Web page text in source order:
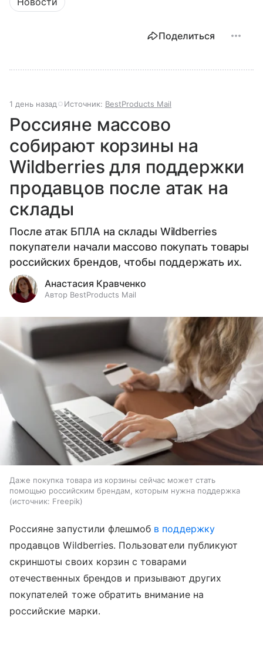
Поделиться
1 день назад Источник: BestProducts Mail
Россияне массово
собирают корзины на
Wildberries для поддержки
продавцов после атак на
склады
После атак БПЛА на склады Wildberries
покупатели начали массово покупать товары
российских брендов, чтобы поддержать их.
Анастасия Кравченко
Автор BestProducts Mail
Даже покупка товара из корзины сейчас может стать
помощью российским брендам, которым нужна поддержка
источник: Freepik
Россияне запустили флешмоб в поддержку
продавцов Wildberries. Пользователи публикуют
скриншоты своих корзин с товарами
отечественных брендов и призывают других
покупателей тоже обратить внимание на
российские марки.